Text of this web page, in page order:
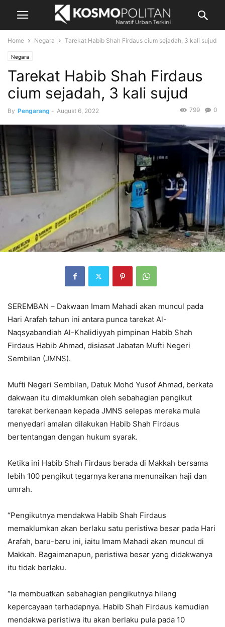
Home Negara Tarekat Habib Shah Firdaus cium sejadah, 3 kali sujud
Negara
Tarekat Habib Shah Firdaus
cium sejadah, 3 kali sujud
By Pengarang - August 6, 2022 0
799
SEREMBAN – Dakwaan Imam Mahadi akan muncul pada
Hari Arafah tahun ini antara punca tarekat Al-
Naqsyabandiah Al-Khalidiyyah pimpinan Habib Shah
Firdaus Habib Ahmad, disiasat Jabatan Mufti Negeri
Sembilan (JMNS).
Mufti Negeri Sembilan, Datuk Mohd Yusof Ahmad, berkata
dakwaan itu dimaklumkan oleh sebahagian pengikut
tarekat berkenaan kepada JMNS selepas mereka mula
menyedari amalan dilakukan Habib Shah Firdaus
bertentangan dengan hukum syarak.
Ketika ini Habib Shah Firdaus berada di Makkah bersama
lebih 100 pengikut tegarnya kerana menunaikan haji dan
umrah.
“Pengikutnya mendakwa Habib Shah Firdaus
memaklumkan akan berlaku satu peristiwa besar pada Hari
Arafah, baru-baru ini, iaitu Imam Mahadi akan muncul di
Makkah. Bagaimanapun, peristiwa besar yang didakwanya
itu tidak berlaku.
“Ia membuatkan sebahagian pengikutnya hilang
kepercayaan terhadapnya. Habib Shah Firdaus kemudian
mendakwa peristiwa itu akan berlaku pula pada 10